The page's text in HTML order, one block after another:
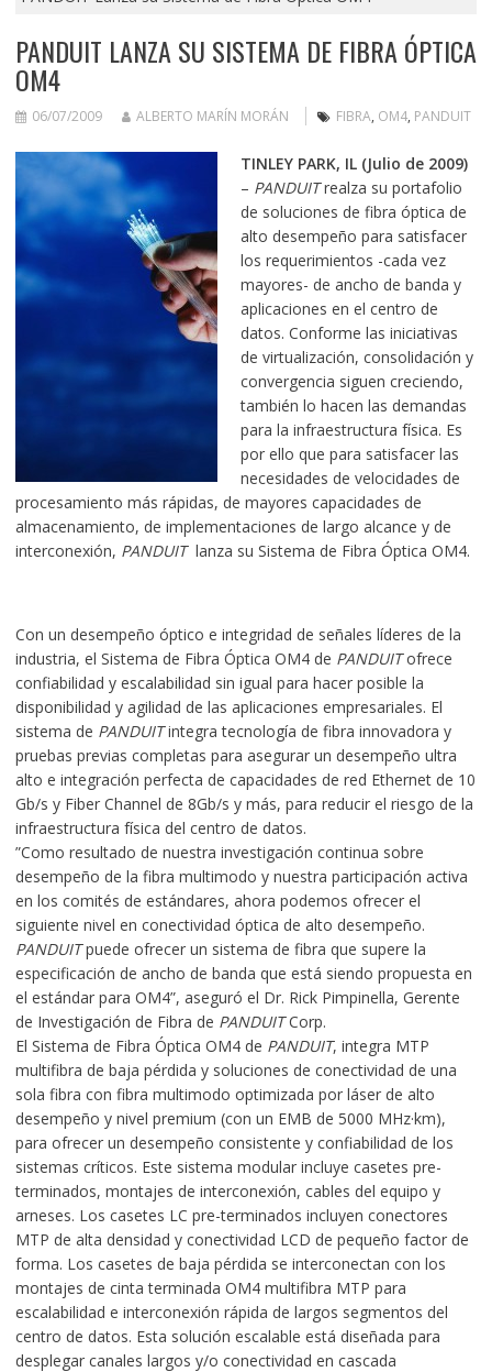
PANDUIT LANZA SU SISTEMA DE FIBRA ÓPTICA
OM4
06/07/2009 ALBERTO MARÍN MORÁN FIBRA, OM4, PANDUIT
TINLEY PARK, IL (Julio de 2009)
– PANDUITrealza su portafolio
de soluciones de fibra óptica de
alto desempeño para satisfacer
los requerimientos -cada vez
mayores- de ancho de banda y
aplicaciones en el centro de
datos. Conforme las iniciativas
de virtualización, consolidación y
convergencia siguen creciendo,
también lo hacen las demandas
para la infraestructura física. Es
por ello que para satisfacer las
necesidades de velocidades de
procesamiento más rápidas, de mayores capacidades de
almacenamiento, de implementaciones de largo alcance y de
interconexión, PANDUIT lanza su Sistema de Fibra Óptica OM4.
Con un desempeño óptico e integridad de señales líderes de la
industria, el Sistema de Fibra Óptica OM4 de PANDUITofrece
confiabilidad y escalabilidad sin igual para hacer posible la
disponibilidad y agilidad de las aplicaciones empresariales. El
sistema de PANDUITintegra tecnología de fibra innovadora y
pruebas previas completas para asegurar un desempeño ultra
alto e integración perfecta de capacidades de red Ethernet de 10
Gb/s y Fiber Channel de 8Gb/s y más, para reducir el riesgo de la
infraestructura física del centro de datos.
”Como resultado de nuestra investigación continua sobre
desempeño de la fibra multimodo y nuestra participación activa
en los comités de estándares, ahora podemos ofrecer el
siguiente nivel en conectividad óptica de alto desempeño.
PANDUITpuede ofrecer un sistema de fibra que supere la
especificación de ancho de banda que está siendo propuesta en
el estándar para OM4”, aseguró el Dr. Rick Pimpinella, Gerente
de Investigación de Fibra de PANDUITCorp.
El Sistema de Fibra Óptica OM4 de PANDUIT, integra MTP
multifibra de baja pérdida y soluciones de conectividad de una
sola fibra con fibra multimodo optimizada por láser de alto
desempeño y nivel premium (con un EMB de 5000 MHz·km),
para ofrecer un desempeño consistente y confiabilidad de los
sistemas críticos. Este sistema modular incluye casetes pre-
terminados, montajes de interconexión, cables del equipo y
arneses. Los casetes LC pre-terminados incluyen conectores
MTP de alta densidad y conectividad LCD de pequeño factor de
forma. Los casetes de baja pérdida se interconectan con los
montajes de cinta terminada OM4 multifibra MTP para
escalabilidad e interconexión rápida de largos segmentos del
centro de datos. Esta solución escalable está diseñada para
desplegar canales largos y/o conectividad en cascada